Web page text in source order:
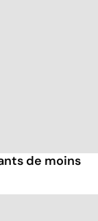
de moins